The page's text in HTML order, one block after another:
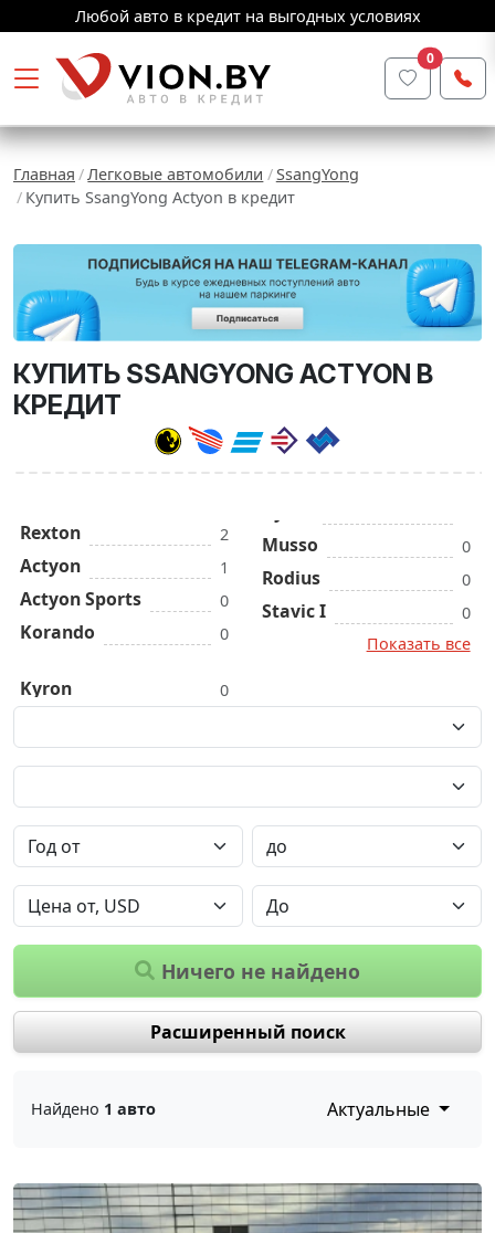
Любой авто в кредит на выгодных условиях
0
Главная Легковые автомобили
SsangYong
Купить SsangYong Actyon в кредит
КУПИТЬ SSANGYONG ACTYON В
КРЕДИТ
Rexton 2
Actyon 1
Actyon Sports 0
Korando 0
Kyron 0
Musso 0
Rodius 0
Stavic I
0
Показать все
Ничего не найдено
Расширенный поиск
Найдено 1 авто Актуальные